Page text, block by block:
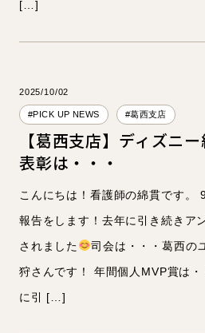
[…]
2025/10/02
#PICK UP NEWS #葛西支店
【葛西支店】ディズニ
表彰は・・・
こんにちは！看護師の綿貫です。
報告をします！去年に引き続きア
されました
司会は・・・葛西の
狩さんです！ 年間個人MVP賞は
に引 […]